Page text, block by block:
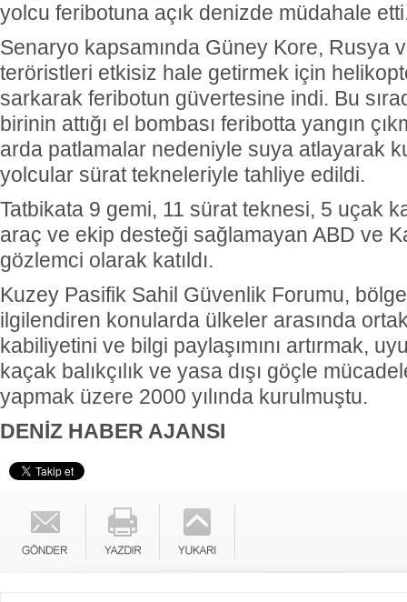
yolcu feribotuna açık denizde müdahale
Senaryo kapsamında Güney Kore, Rusya
teröristleri etkisiz hale getirmek için
sarkarak feribotun güvertesine indi. Bu
birinin attığı el bombası feribotta yangın
arda patlamalar nedeniyle suya atlayarak
yolcular sürat tekneleriyle tahliye edildi.
Tatbikata 9 gemi, 11 sürat teknesi, 5 uçak
araç ve ekip desteği sağlamayan ABD ve
gözlemci olarak katıldı.
Kuzey Pasifik Sahil Güvenlik Forumu,
ilgilendiren konularda ülkeler arasında
kabiliyetini ve bilgi paylaşımını artırmak,
kaçak balıkçılık ve yasa dışı göçle
yapmak üzere 2000 yılında kurulmuştu.
DENİZ HABER AJANSI